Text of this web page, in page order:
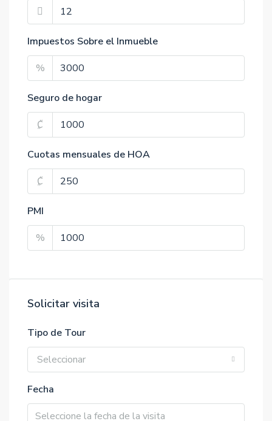
Impuestos Sobre el Inmueble
%
Seguro de hogar
₡
Cuotas mensuales de HOA
₡
PMI
%
Solicitar visita
Tipo de Tour
Seleccionar
Fecha